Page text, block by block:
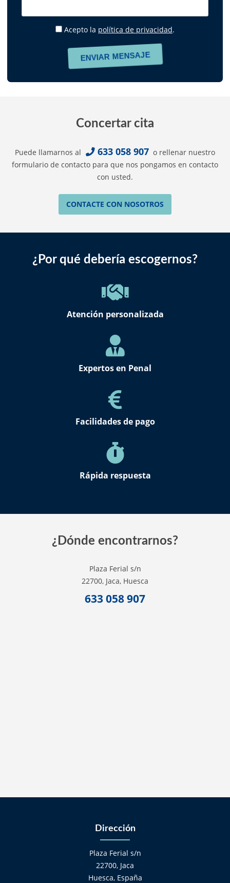
Acepto la política de privacidad.
Concertar cita
Puede llamarnos al 633 058 907 o rellenar nuestro
formulario de contacto para que nos pongamos en contacto
con usted.
CONTACTE CON NOSOTROS
¿Por qué debería escogernos?
Atención personalizada
Expertos en Penal
Facilidades de pago
Rápida respuesta
¿Dónde encontrarnos?
Plaza Ferial s/n
22700, Jaca, Huesca
633 058 907
Dirección
Plaza Ferial s/n
22700, Jaca
Huesca, España